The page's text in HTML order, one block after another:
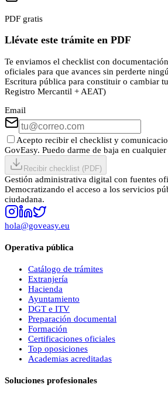
PDF gratis
Llévate este trámite en PDF
Te enviamos el checklist con
oficiales para que avances sin perderte
Escritura pública para constituir o cambiar
Registro Mercantil + AEAT)
Email
Acepto recibir el checklist y
GovEasy. Puedo darme de baja en
Recibir checklist (PDF)
Gestión administrativa digital con fuentes
Democratizando el acceso a los servicios
ciudadana.
hola@goveasy.eu
Operativa pública
Catálogo de trámites
Extranjería
Hacienda
Ayuntamiento
DGT e ITV
Preparación documental
Formación
Certificaciones oficiales
Top oposiciones
Academias acreditadas
Soluciones profesionales